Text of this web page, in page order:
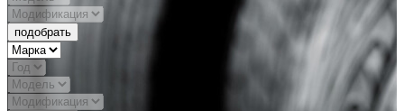
подобрать